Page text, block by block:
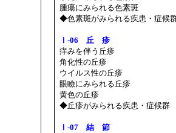
腫瘍にみられる色素斑
◆色素斑がみられる疾患・症候
Ⅰ-06 丘 疹
痒みを伴う丘疹
角化性の丘疹
ウイルス性の丘疹
眼瞼にみられる丘疹
黄色の丘疹
◆丘疹がみられる疾患・症候群
Ⅰ-07 結 節